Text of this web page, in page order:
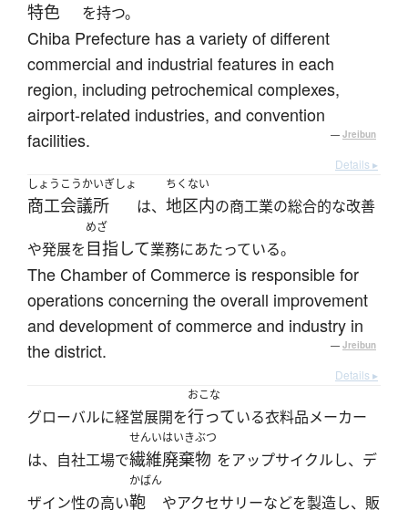
特色 を持つ。
Chiba Prefecture has a variety of different
commercial and industrial features in each
region, including petrochemical complexes,
airport-related industries, and convention
facilities.
— Jreibun
Details ▸
しょうこうかいぎしょ
商工会議所 は、
ちくない
地区内の商工業の総合的な改善
や発展を
めざ
目指して業務にあたっている。
The Chamber of Commerce is responsible for
operations concerning the overall improvement
and development of commerce and industry in
the district.
— Jreibun
Details ▸
グローバルに経営展開を
おこな
行っている衣料品メーカー
は、自社工場で
せんいはいきぶつ
繊維廃棄物 をアップサイクルし、デ
ザイン性の高い
かばん
鞄
やアクセサリーなどを製造し、販